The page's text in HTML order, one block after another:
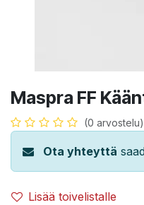
Maspra FF
(0 arvostelu)
Ota yhteyttä
Lisää toivelistalle